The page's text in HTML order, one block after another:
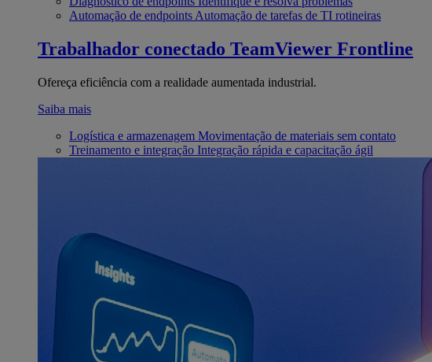
Automação de endpoints Automação de tarefas de TI rotineiras
Trabalhador conectado TeamViewer Frontline
Ofereça eficiência com a realidade aumentada industrial.
Saiba mais
Logística e armazenagem Movimentação de materiais sem contato
Treinamento e integração Integração rápida e capacitação ágil